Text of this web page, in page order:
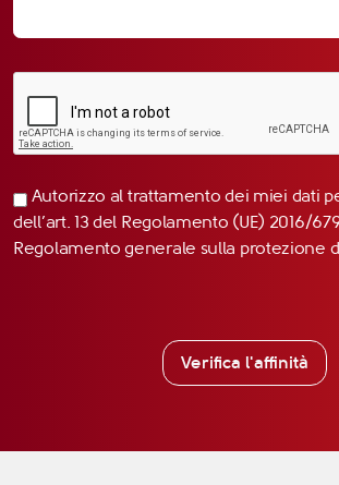
Autorizzo al trattamento dei miei dati
dell’art. 13 del Regolamento (UE) 2016/
Regolamento generale sulla protezione
Verifica l'affinità